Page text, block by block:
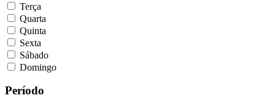
Terça
Quarta
Quinta
Sexta
Sábado
Domingo
Período